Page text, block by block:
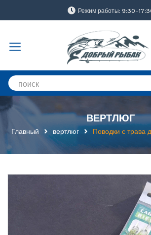
Режим работы: 9:30-
ВЕРТЛЮГ
Главный вертлюг Поводки с трава